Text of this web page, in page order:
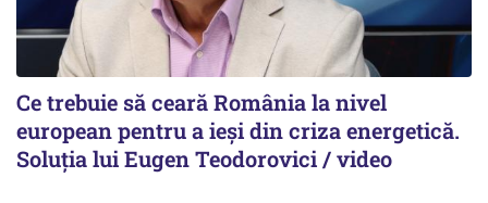
Ce trebuie să ceară România la nivel
european pentru a ieși din criza energetică.
Soluția lui Eugen Teodorovici / video